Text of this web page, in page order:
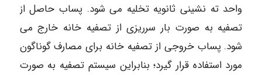
واحد ته نشینی ثانویه تخلیه می شود. پساب حاصل از
تصفیه به صورت بار سرریزی از تصفیه خانه خارج می
شود. پساب خروجی از تصفیه خانه برای مصارف گوناگون
مورد استفاده قرار گیرد؛ بنابراین سیستم تصفیه به صورت